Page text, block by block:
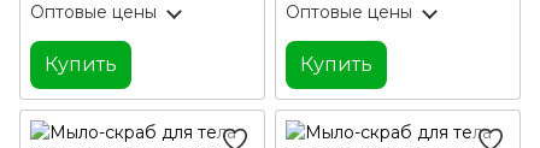
Оптовые цены
Купить
Оптовые цены
Купить